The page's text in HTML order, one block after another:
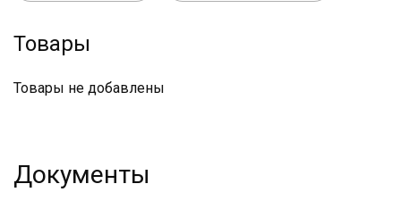
Товары
Товары не добавлены
Документы